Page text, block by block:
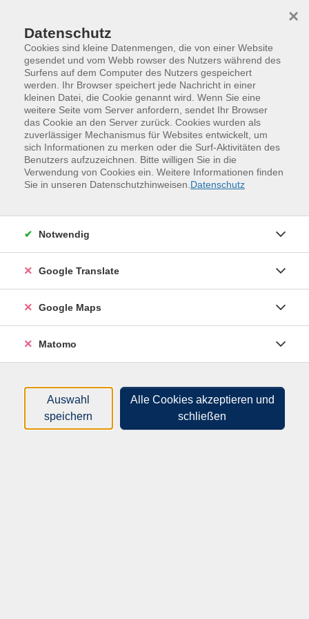
Trenner
Datenschutz
Cookies sind kleine Datenmengen, die von einer Website
gesendet und vom Webb rowser des Nutzers während des
Surfens auf dem Computer des Nutzers gespeichert
werden. Ihr Browser speichert jede Nachricht in einer
kleinen Datei, die Cookie genannt wird. Wenn Sie eine
weitere Seite vom Server anfordern, sendet Ihr Browser
das Cookie an den Server zurück. Cookies wurden als
zuverlässiger Mechanismus für Websites entwickelt, um
sich Informationen zu merken oder die Surf-Aktivitäten des
Benutzers aufzuzeichnen. Bitte willigen Sie in die
Verwendung von Cookies ein. Weitere Informationen finden
Sie in unseren Datenschutzhinweisen. Datenschutz
×
Notwendig
Google Translate
Google Maps
Matomo
Auswahl
speichern
Alle Cookies akzeptieren und
schließen